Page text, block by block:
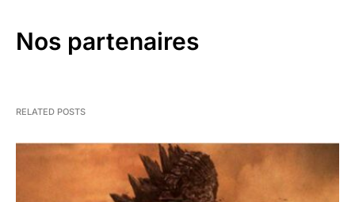
Nos partenaires
RELATED POSTS